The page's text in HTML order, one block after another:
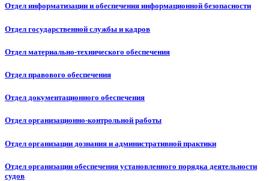
Отдел информатизации и обеспечения информационной безопасности
Отдел государственной службы и кадров
Отдел материально-технического обеспечения
Отдел правового обеспечения
Отдел документационного обеспечения
Отдел организационно-контрольной работы
Отдел организации дознания и административной практики
Отдел организации обеспечения установленного порядка деятельности
судов